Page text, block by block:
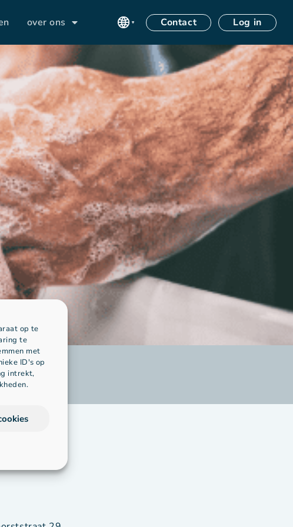
op te
te
met
ID's op
intrekt,
over ons Contact Log in